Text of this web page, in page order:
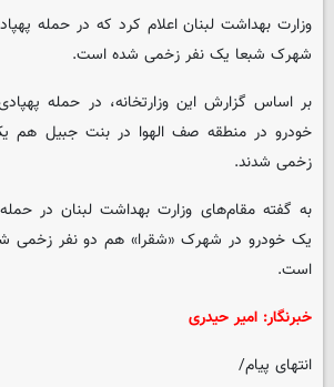
وزارت بهداشت لبنان اعلام کرد که در حمله
شهرک شبعا یک نفر زخمی شده است.
بر اساس گزارش این وزارتخانه، در حمله
خودرو در منطقه صف الهوا در بنت جبیل هم
زخمی شدند.
به گفته مقام‌های وزارت بهداشت لبنان در
یک خودرو در شهرک «شقرا» هم دو نفر زخمی
است.
خبرنگار: امیر حیدری
انتهای پیام/